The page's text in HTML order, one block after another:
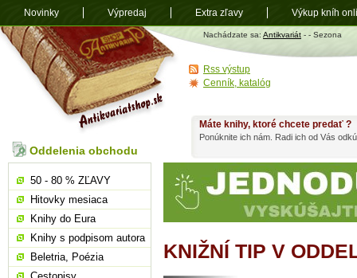
Antikvariát
shop.sk
Nachádzate sa: Antikvariát - - Sezona
KNIŽNÍ TIP V
Máte knihy, ktoré chcete predať ?
Ponúknite ich nám. Radi ich od Vás
Oddelenia obchodu
50 - 80 % ZĽAVY
Hitovky mesiaca
Knihy do Eura
Knihy s podpisom autora
Beletria, Poézia
Rss výstup
Cenník, katalóg
Novinky Výpredaj Extra zľavy Výkup kníh